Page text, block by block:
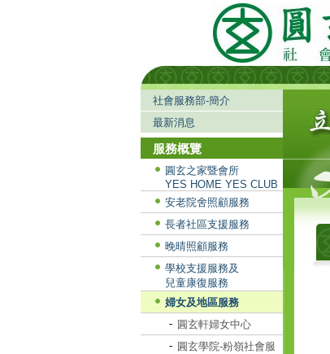
社會服務部-簡介
最新消息
服務概覽
圓玄之家暨會所
YES HOME YES CLUB
安老院舍照顧服務
長者社區支援服務
晚晴照顧服務
學校支援服務及
兒童康復服務
婦女及地區服務
- 圓玄軒婦女中心
- 圓玄學院-粉嶺社會服